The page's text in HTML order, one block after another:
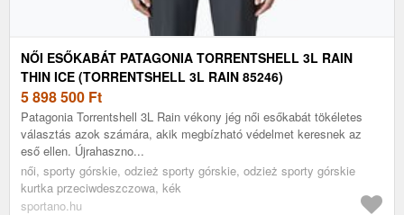
NŐI ESŐKABÁT PATAGONIA TORRENTSHELL 3L RAIN
THIN ICE (TORRENTSHELL 3L RAIN 85246)
5 898 500 Ft
Patagonia Torrentshell 3L Rain vékony jég női esőkabát tökéletes
választás azok számára, akik megbízható védelmet keresnek az
eső ellen. Újrahaszno...
női, sporty górskie, odzież sporty górskie, odzież sporty górskie
kurtka przeciwdeszczowa, kék
sportano.hu